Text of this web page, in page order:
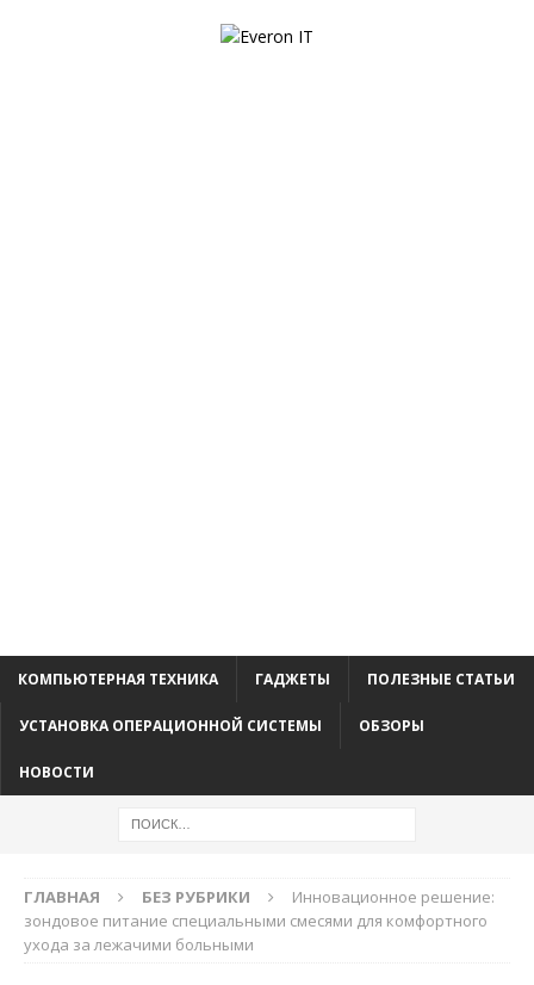
КОМПЬЮТЕРНАЯ ТЕХНИКА ГАДЖЕТЫ ПОЛЕЗНЫЕ СТАТЬИ
УСТАНОВКА ОПЕРАЦИОННОЙ СИСТЕМЫ ОБЗОРЫ
НОВОСТИ
ГЛАВНАЯ БЕЗ РУБРИКИ
Инновационное решение:
зондовое питание специальными смесями для комфортного
ухода за лежачими больными